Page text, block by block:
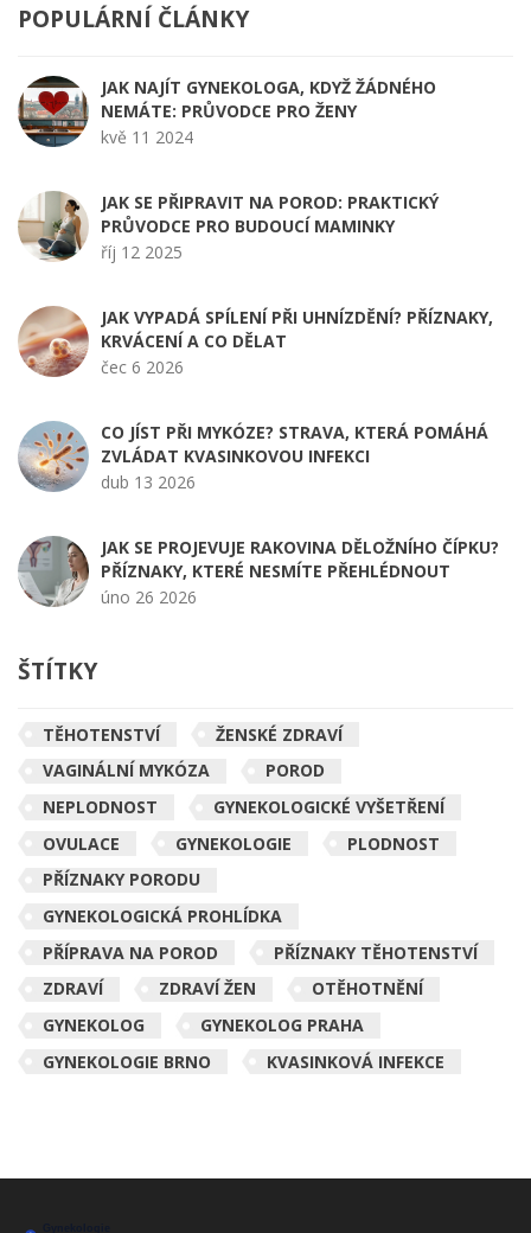
POPULÁRNÍ ČLÁNKY
JAK NAJÍT GYNEKOLOGA, KDYŽ ŽÁDNÉHO
NEMÁTE: PRŮVODCE PRO ŽENY
kvě 11 2024
JAK SE PŘIPRAVIT NA POROD: PRAKTICKÝ
PRŮVODCE PRO BUDOUCÍ MAMINKY
říj 12 2025
JAK VYPADÁ SPÍLENÍ PŘI UHNÍZDĚNÍ? PŘÍZNAKY,
KRVÁCENÍ A CO DĚLAT
čec 6 2026
CO JÍST PŘI MYKÓZE? STRAVA, KTERÁ POMÁHÁ
ZVLÁDAT KVASINKOVOU INFEKCI
dub 13 2026
JAK SE PROJEVUJE RAKOVINA DĚLOŽNÍHO ČÍPKU?
PŘÍZNAKY, KTERÉ NESMÍTE PŘEHLÉDNOUT
úno 26 2026
ŠTÍTKY
TĚHOTENSTVÍ
ŽENSKÉ ZDRAVÍ
VAGINÁLNÍ MYKÓZA
POROD
NEPLODNOST
GYNEKOLOGICKÉ VYŠETŘENÍ
OVULACE
GYNEKOLOGIE
PLODNOST
PŘÍZNAKY PORODU
GYNEKOLOGICKÁ PROHLÍDKA
PŘÍPRAVA NA POROD
PŘÍZNAKY TĚHOTENSTVÍ
ZDRAVÍ
ZDRAVÍ ŽEN
OTĚHOTNĚNÍ
GYNEKOLOG
GYNEKOLOG PRAHA
GYNEKOLOGIE BRNO
KVASINKOVÁ INFEKCE